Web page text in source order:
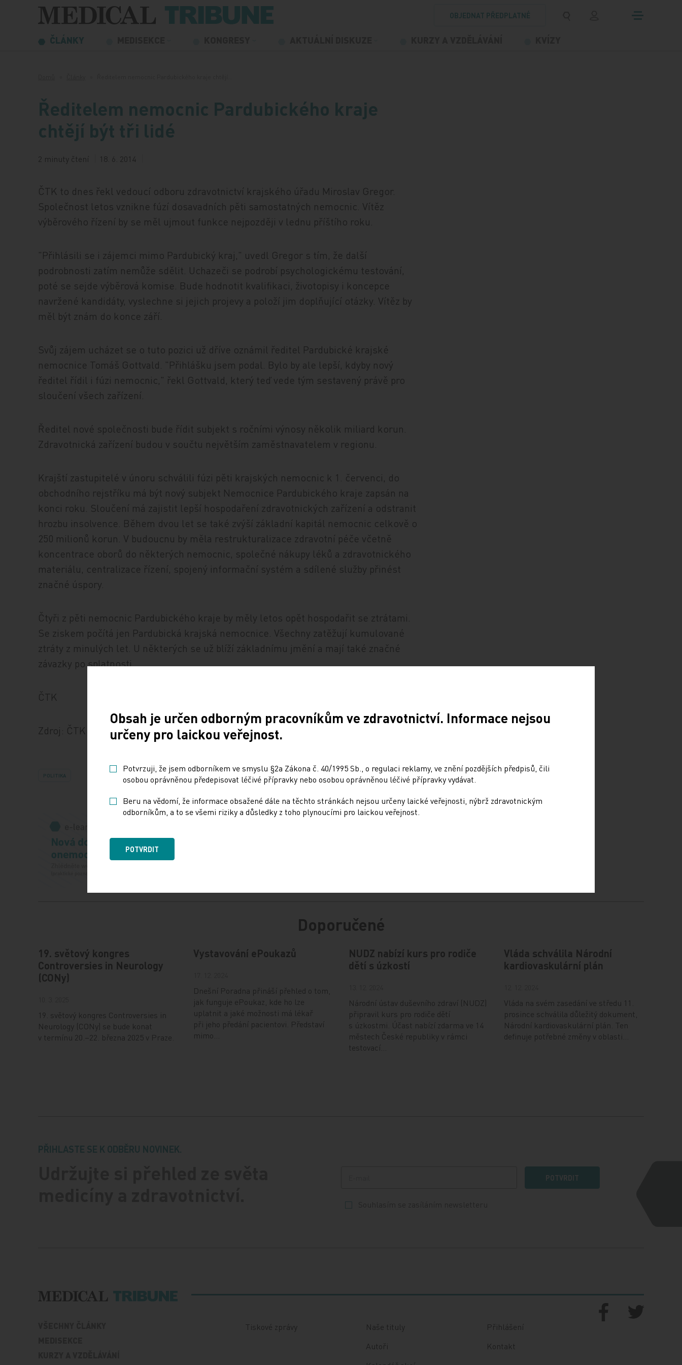
Přeskočit na obsah
OBJEDNAT PŘEDPLATNÉ
ČLÁNKY
Ředitelem nemocnic Pardubického kraje
chtějí být tři lidé
2 minuty čtení 18. 6. 2014
ČTK to dnes řekl vedoucí odboru zdravotnictví krajského úřadu Miroslav Gregor.
Společnost letos vznikne fúzí dosavadních pěti samostatných nemocnic. Vítěz
výběrového řízení by se měl ujmout funkce nejpozději v lednu příštího roku.
"Přihlásili se i zájemci mimo Pardubický kraj," uvedl Gregor s tím, že další
podrobnosti zatím nemůže sdělit. Uchazeči se podrobí psychologickému testování,
poté se sejde výběrová komise. Bude hodnotit kvalifikaci, životopisy i koncepce
navržené kandidáty, vyslechne si jejich projevy a položí jim doplňující otázky. Vítěz by
měl být znám do konce září.
Svůj zájem ucházet se o tuto pozici už dříve oznámil ředitel Pardubické krajské
nemocnice Tomáš Gottvald. "Přihlášku jsem podal. Bylo by ale lepší, kdyby nový
ředitel řídil i fúzi nemocnic," řekl Gottvald, který teď vede tým sestavený právě pro
sloučení všech zařízení.
Ředitel nové společnosti bude řídit subjekt s ročními výnosy několik miliard korun.
Zdravotnická zařízení budou v součtu největším zaměstnavatelem v regionu.
Krajští zastupitelé v únoru schválili fúzi pěti krajských nemocnic k 1. červenci, do
obchodního rejstříku má být nový subjekt Nemocnice Pardubického kraje zapsán na
konci roku. Sloučení má zajistit lepší hospodaření zdravotnických zařízení a odstranit
hrozbu insolvence. Během dvou let se také zvýší základní kapitál nemocnic celkově o
250 milionů korun. V budoucnu by měla restrukturalizace zdravotní péče včetně
koncentrace oborů do některých nemocnic, společné nákupy léků a zdravotnického
materiálu, centralizace řízení, spojený informační systém a sdílené služby přinést
značné úspory.
Čtyři z pěti nemocnic Pardubického kraje by měly letos opět hospodařit se ztrátami.
Se ziskem počítá jen Pardubická krajská nemocnice. Všechny zatěžují kumulované
ztráty z minulých let. U některých se už blíží základnímu jmění a mají také značné
závazky po splatnosti.
ČTK
Zdroj: ČTK
POLITIKA Sdílejte článek
Doporučené
19. světový kongres
Controversies in Neurology
(CONy)
19. světový kongres Controversies in
Neurology (CONy) se bude konat
v termínu 20.–22. března 2025 v Praze.
Vystavování ePoukazů
Dnešní Poradna přináší přehled o tom,
jak funguje ePoukaz, kde ho lze
uplatnit a jaké možnosti má lékař
při jeho předání pacientovi. Představí
mimo…
NUDZ nabízí kurs pro rodiče
dětí s úzkostí
Národní ústav duševního zdraví (NUDZ)
připravil kurs pro rodiče dětí
s úzkostmi. Účast nabízí zdarma ve 14
městech České republiky v rámci
testovací…
Vláda schválila Národní
kardiovaskulární plán
Vláda na svém zasedání ve středu 11.
prosince schválila důležitý dokument,
Národní kardiovaskulární plán. Ten
definuje potřebné změny v oblasti…
PŘIHLASTE SE K ODBĚRU NOVINEK.
POTVRDIT
Tiskové zprávy
Naše tituly
Autoři
Přihlášení
Kontakt
Obsah je určen odborným pracovníkům ve zdravotnictví. Informace nejsou
určeny pro laickou veřejnost.
Potvrzuji, že jsem odborníkem ve smyslu §2a Zákona č. 40/1995 Sb., o regulaci reklamy, ve znění pozdějších předpisů, čili
osobou oprávněnou předepisovat léčivé přípravky nebo osobou oprávněnou léčivé přípravky vydávat.
Beru na vědomí, že informace obsažené dále na těchto stránkách nejsou určeny laické veřejnosti, nýbrž zdravotnickým
odborníkům, a to se všemi riziky a důsledky z toho plynoucími pro laickou veřejnost.
POTVRDIT